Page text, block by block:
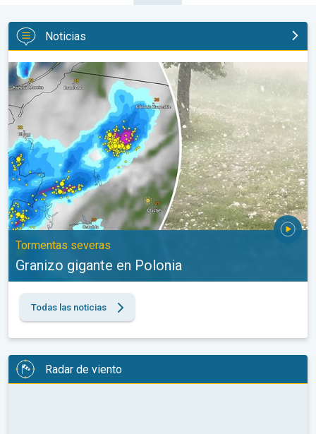
Noticias
Granizo gigante en Polonia. Tormentas severas. . .
Tormentas severas
Granizo gigante en Polonia
Todas las noticias
Radar de viento